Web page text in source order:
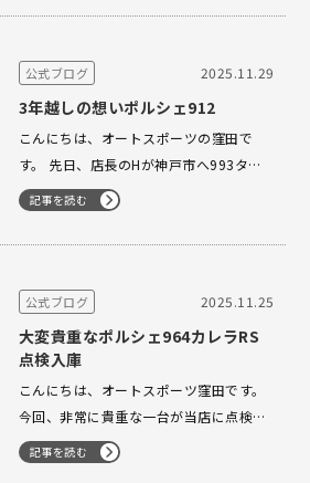
れていた一台。ご逝去に伴い、ご家族が
ちもそのお気持ちに寄り添いながら、し
公式ブログ 2025.11.29
3年越しの想いポルシェ912
こんにちは、オートスポーツの窪田で
す。 先日、店長のHが神戸市へ993ター
ボの納車に伺った際、近くに912を所有
されているお客様がいらっしゃるという
情報をいただきました。そのオーナー様
とのことでしたが、実は当店には3年間
る…
記事を読む
公式ブログ 2025.11.25
大変貴重なポルシェ964カレラRS
点検入庫
こんにちは、オートスポーツ窪田です。
今回、非常に貴重な一台が当店に点検で
ご入庫しました。それは…ポルシェ
964RS ライラックグレー！ あまり市場
記事を読む